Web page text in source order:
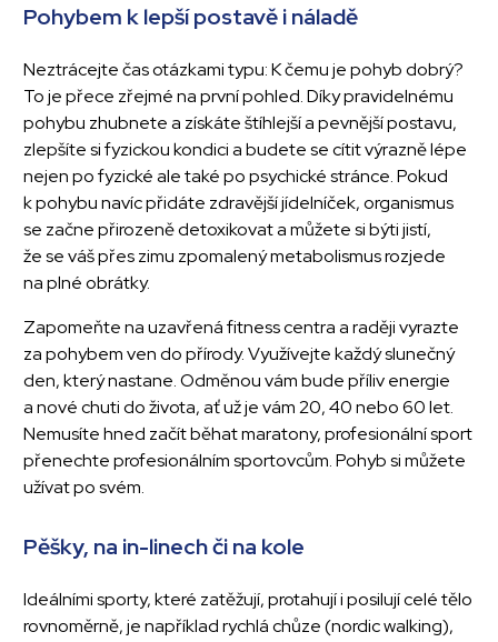
Pohybem k lepší postavě i náladě
Neztrácejte čas otázkami typu: K čemu je pohyb dobrý?
To je přece zřejmé na první pohled. Díky pravidelnému
pohybu zhubnete a získáte štíhlejší a pevnější postavu,
zlepšíte si fyzickou kondici a budete se cítit výrazně lépe
nejen po fyzické ale také po psychické stránce. Pokud
k pohybu navíc přidáte zdravější jídelníček, organismus
se začne přirozeně detoxikovat a můžete si býti jistí,
že se váš přes zimu zpomalený metabolismus rozjede
na plné obrátky.
Zapomeňte na uzavřená fitness centra a raději vyrazte
za pohybem ven do přírody. Využívejte každý slunečný
den, který nastane. Odměnou vám bude příliv energie
a nové chuti do života, ať už je vám 20, 40 nebo 60 let.
Nemusíte hned začít běhat maratony, profesionální sport
přenechte profesionálním sportovcům. Pohyb si můžete
užívat po svém.
Pěšky, na in-linech či na kole
Ideálními sporty, které zatěžují, protahují i posilují celé tělo
rovnoměrně, je například rychlá chůze (nordic walking),